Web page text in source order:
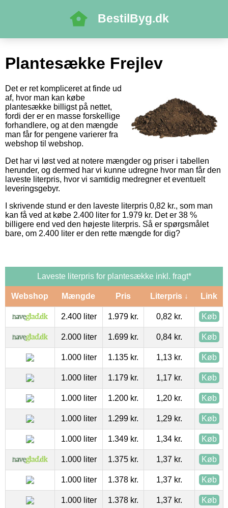
BestilByg.dk
Plantesække Frejlev
Det er ret kompliceret at finde ud
af, hvor man kan købe
plantesække billigst på nettet,
fordi der er en masse forskellige
forhandlere, og at den mængde
man får for pengene varierer fra
webshop til webshop.
Det har vi løst ved at notere mængder og priser i tabellen
herunder, og dermed har vi kunne udregne hvor man får den
laveste literpris, hvor vi samtidig medregner et eventuelt
leveringsgebyr.
I skrivende stund er den laveste literpris 0,82 kr., som man
kan få ved at købe 2.400 liter for 1.979 kr. Det er 38 %
billigere end ved den højeste literpris. Så er spørgsmålet
bare, om 2.400 liter er den rette mængde for dig?
Laveste literpris for plantesække inkl. fragt*
Webshop Mængde Pris Literpris ↓ Link
2.400 liter 1.979 kr. 0,82 kr. Køb
2.000 liter 1.699 kr. 0,84 kr. Køb
1.000 liter 1.135 kr. 1,13 kr. Køb
1.000 liter 1.179 kr. 1,17 kr. Køb
1.000 liter 1.200 kr. 1,20 kr. Køb
1.000 liter 1.299 kr. 1,29 kr. Køb
1.000 liter 1.349 kr. 1,34 kr. Køb
1.000 liter 1.375 kr. 1,37 kr. Køb
1.000 liter 1.378 kr. 1,37 kr. Køb
1.000 liter 1.378 kr. 1,37 kr. Køb